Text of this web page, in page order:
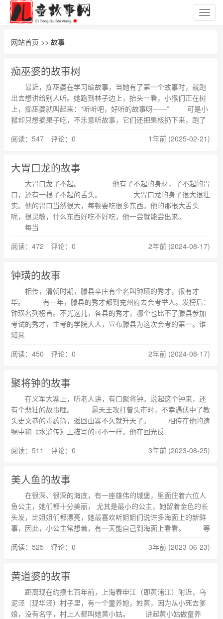
切
换
网站首页 >> 故事
痴巫婆的故事树
最近，痴巫婆在学习编故事，当她有了第一个故事时，就跑
出去想讲给别人听。她跑到林子边上，抬头一看，小猴们正在树
上，痴巫婆就叫起来：“听听吧，好听的故事呀——” 可是小
猴却只想摘果子吃，不乐意听故事，它们还把果核扔下来，跑了
阅读：547 评论：0
1年前 (2025-02-21)
大胃口龙的故事
大胃口龙了不起。 他有了不起的身材，了不起的胃
口，还有一根了不起的舌头。 大胃口龙的身子很大很壮
实。他的胃口当然很大，每顿要吃很多东西。他的那根大舌头
呢，很灵敏，什么东西好吃不好吃，他一尝就能尝出来。
每当
阅读：472 评论：0
2年前 (2024-08-17)
钟璜的故事
相传，清朝时期，滕县辛庄有个名叫钟璜的秀才，很有才
华。 有一年，滕县的秀才都到充州府去会考举人。发榜后：
钟璜名列榜首。不光这儿，各县的秀才，哪个也比不了滕县参加
考试的秀才，主考的学院大人，宣布滕县为这次会考的第一。谁
知其
阅读：450 评论：0
2年前 (2024-08-17)
聚将钟的故事
在义军大寨上，听老人讲，有口聚将钟。说起这个钟来，还
有个悲壮的故事哩。 晁天王攻打曾头市时，不幸遇伏中了教
头史文恭的毒药箭，返回山寨不久就升天了。 相传在他的遗
嘱中和《水浒传》上描写的可不一样。他在回光反
阅读：511 评论：0
3年前 (2023-08-25)
美人鱼的故事
在很深、很深的海底，有一座雄伟的城堡，里面住着六位人
鱼公主，她们都十分美丽， 尤其是最小的公主，她留着金色的长
头发，比姐姐们都漂亮，她最喜欢听姐姐们说许多海面上的新鲜
事，因此，小公主常想着，有一天能自己到海面上看看。 等
阅读：525 评论：0
3年前 (2023-06-23)
黄道婆的故事
距离现在约摸七百年前，上海春申江（即黄浦江）附近，乌
泥泾（现华泾）村子里，有一个童养媳，姓黄，因为从小死去爹
娘，没有名字，村上人都叫她黄小姑。 讲起黄小姑做童养